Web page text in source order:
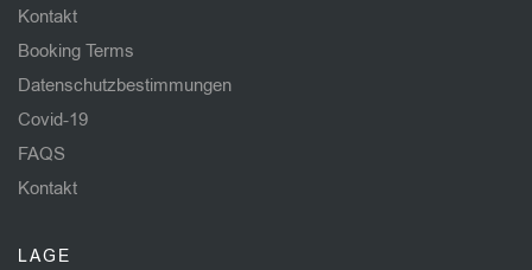
Kontakt
Booking Terms
Datenschutzbestimmungen
Covid-19
FAQS
Kontakt
LAGE